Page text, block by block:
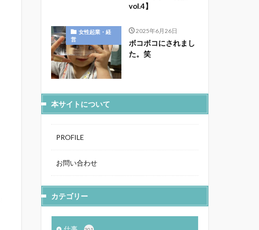
vol.4】
女性起業・経
営
2025年6月26日
ボコボコにされまし
た。笑
本サイトについて
PROFILE
お問い合わせ
カテゴリー